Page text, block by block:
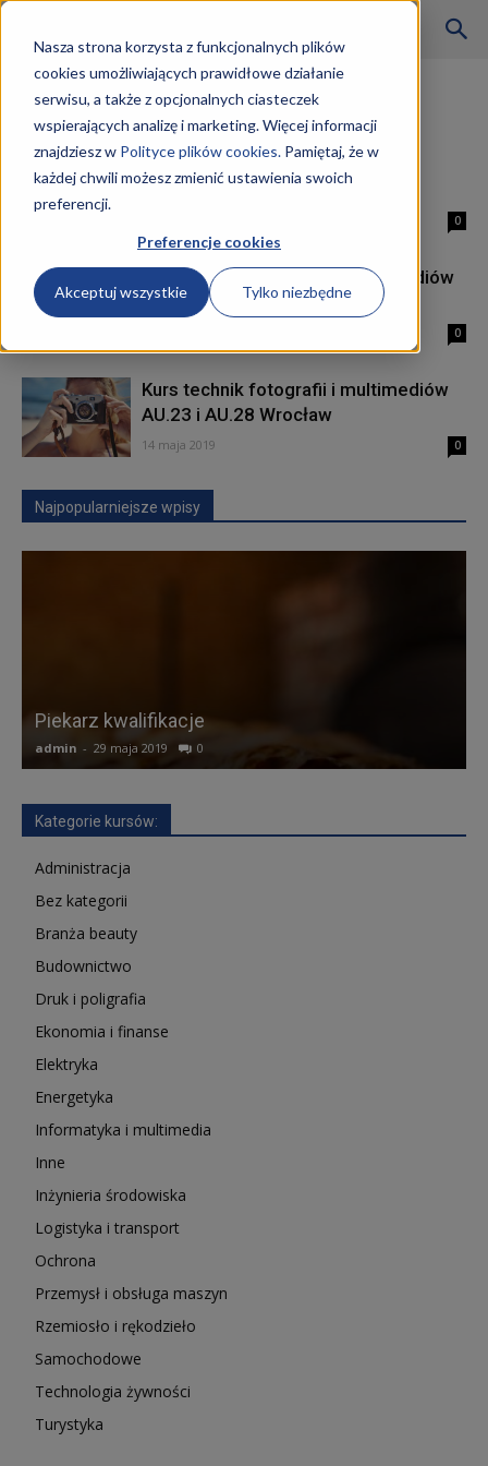
Nasza strona korzysta z funkcjonalnych plików
cookies umożliwiających prawidłowe działanie
serwisu, a także z opcjonalnych ciasteczek
wspierających analizę i marketing. Więcej informacji
znajdziesz w Polityce plików cookies.Pamiętaj, że w
każdej chwili możesz zmienić ustawienia swoich
preferencji.
Preferencje cookies
Akceptuj wszystkie Tylko niezbędne
Szkoły
Aktualności
Strona główna Tagi Fotografia i multimedia
Tag: fotografia i multimedia
Technik fotografii i multimediów
kwalifikacje
0
Kurs Technik fotografii i multimediów
AU.23 i AU.28
0
Kurs technik fotografii i multimediów
AU.23 i AU.28 Wrocław
14 maja 2019 0
Najpopularniejsze wpisy
Piekarz kwalifikacje
admin - 29 maja 2019 0
Kategorie kursów:
Administracja
Bez kategorii
Branża beauty
Budownictwo
Druk i poligrafia
Ekonomia i finanse
Elektryka
Energetyka
Informatyka i multimedia
Inne
Inżynieria środowiska
Logistyka i transport
Ochrona
Przemysł i obsługa maszyn
Rzemiosło i rękodzieło
Samochodowe
Technologia żywności
Turystyka